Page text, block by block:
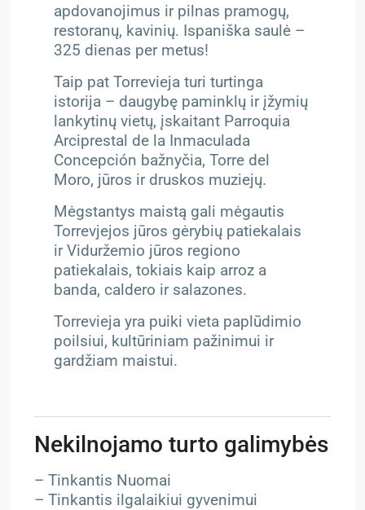
apdovanojimus ir pilnas pramogų,
restoranų, kavinių. Ispaniška saulė –
325 dienas per metus!
Taip pat Torrevieja turi turtinga
istorija – daugybę paminklų ir įžymių
lankytinų vietų, įskaitant Parroquia
Arciprestal de la Inmaculada
Concepción bažnyčia, Torre del
Moro, jūros ir druskos muziejų.
Mėgstantys maistą gali mėgautis
Torrevjejos jūros gėrybių patiekalais
ir Viduržemio jūros regiono
patiekalais, tokiais kaip arroz a
banda, caldero ir salazones.
Torrevieja yra puiki vieta paplūdimio
poilsiui, kultūriniam pažinimui ir
gardžiam maistui.
Nekilnojamo turto galimybės
– Tinkantis Nuomai
– Tinkantis ilgalaikiui gyvenimui